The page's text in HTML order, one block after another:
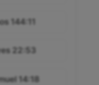
144:11
22:53
14:18